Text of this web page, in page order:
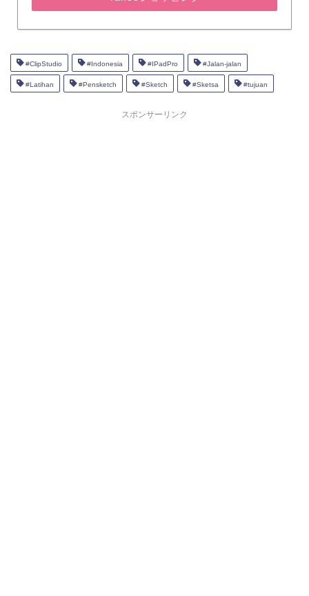
#ClipStudio #Indonesia #IPadPro #Jalan-jalan
#Latihan #Pensketch #Sketch #Sketsa #tujuan
スポンサーリンク